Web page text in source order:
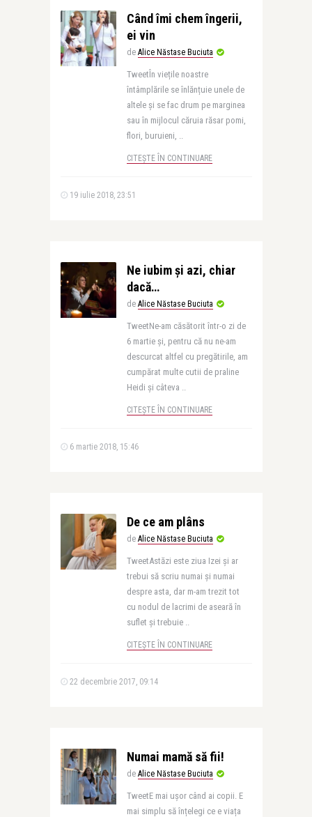
Când îmi chem îngerii,
ei vin
de Alice Năstase Buciuta
TweetÎn viețile noastre
întâmplările se înlănțuie unele de
altele și se fac drum pe marginea
sau în mijlocul căruia răsar pomi,
flori, buruieni, ..
CITEȘTE ÎN CONTINUARE
19 iulie 2018, 23:51
Ne iubim și azi, chiar
dacă…
de Alice Năstase Buciuta
TweetNe-am căsătorit într-o zi de
6 martie și, pentru că nu ne-am
descurcat altfel cu pregătirile, am
cumpărat multe cutii de praline
Heidi și câteva ..
CITEȘTE ÎN CONTINUARE
6 martie 2018, 15:46
De ce am plâns
de Alice Năstase Buciuta
TweetAstăzi este ziua Izei și ar
trebui să scriu numai și numai
despre asta, dar m-am trezit tot
cu nodul de lacrimi de aseară în
suflet și trebuie ..
CITEȘTE ÎN CONTINUARE
22 decembrie 2017, 09:14
Numai mamă să fii!
de Alice Năstase Buciuta
TweetE mai ușor când ai copii. E
mai simplu să înțelegi ce e viața